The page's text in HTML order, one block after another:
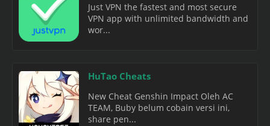
Just VPN the fastest and most secure
VPN app with unlimited bandwidth and
wor...
HuTao Cheats
New Cheat Genshin Impact Oleh AC
TEAM, Buby belum cobain versi ini,
share pen...